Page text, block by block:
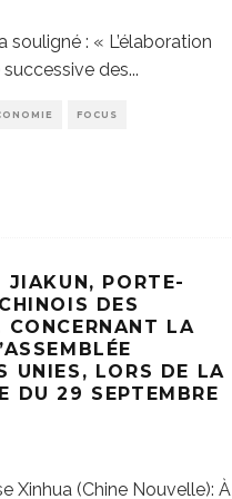
souligné : « L’élaboration
des...
FOCUS
JIAKUN, PORTE-
DES
CONCERNANT LA
UNIES, LORS DE LA
DU 29 SEPTEMBRE
Xinhua (Chine Nouvelle): À